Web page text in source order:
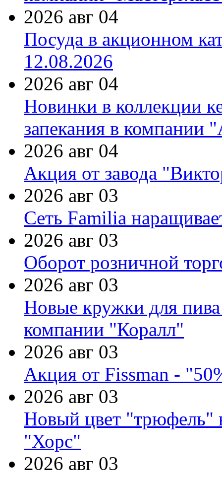
2026 авг 04
Посуда в акционном
12.08.2026
2026 авг 04
Новинки в коллекции
запекания в компании
2026 авг 04
Акция от завода
2026 авг 03
Сеть Familia
2026 авг 03
Оборот розничной
2026 авг 03
Новые кружки для
компании "Коралл"
2026 авг 03
Акция от Fissman -
2026 авг 03
Новый цвет "трюфель"
"Хорс"
2026 авг 03